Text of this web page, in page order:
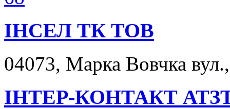
ІНСЕЛ ТК ТОВ
04073, Марка Вовчка
ІНТЕР-КОНТАКТ